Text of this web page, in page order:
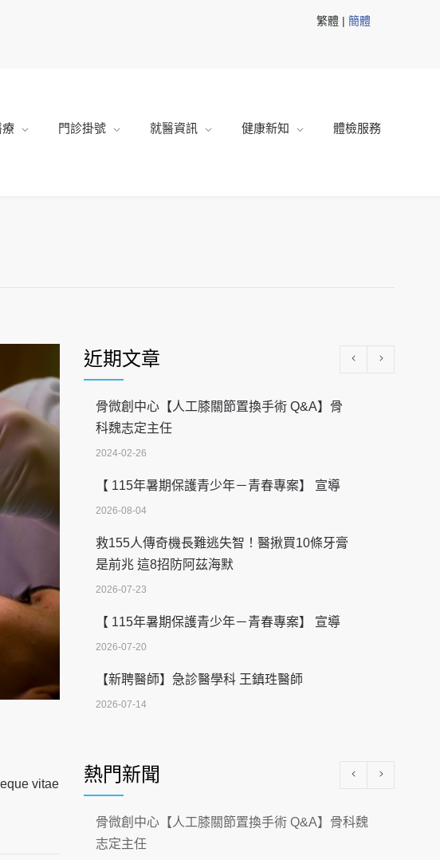
繁體 | 簡體
療 門診掛號 就醫資訊 健康新知 體檢服務
vitae
近期文章
骨微創中心【人工膝關節置換手術 Q&A】骨
科魏志定主任
2024-02-26
【 115年暑期保護青少年－青春專案】 宣導
2026-08-04
救155人傳奇機長難逃失智！醫揪買10條牙膏
是前兆 這8招防阿茲海默
2026-07-23
【 115年暑期保護青少年－青春專案】 宣導
2026-07-20
【新聘醫師】急診醫學科 王鎮珄醫師
2026-07-14
2026-07-08
沒菸酒也瀕臨洗腎？65歲男靠「這習慣」逆
轉腎功能 醫揭3招救命
熱門新聞
骨微創中心【人工膝關節置換手術 Q&A】骨科魏
志定主任